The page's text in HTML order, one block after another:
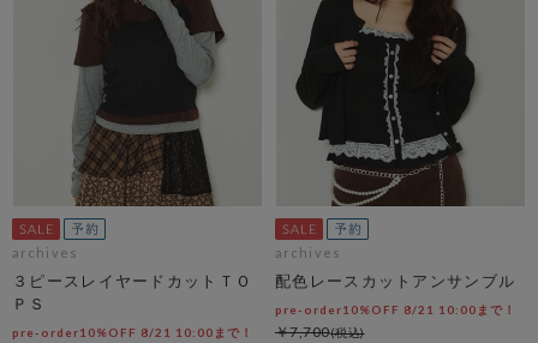
archives
３ピースレイヤードカットＴＯ
ＰＳ
pre-order10%OFF 8/21 10:00まで！
archives
配色レースカットアンサンブル
pre-order10%OFF 8/21 10:00まで！
￥7,700